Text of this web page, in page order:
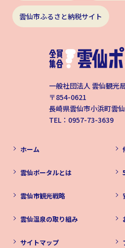
雲仙市ふるさと納税サイト
一般社団法人 雲仙観光
〒854-0621
長崎県雲仙市小浜町雲
TEL：0957-73-3639
ホーム
雲仙ポータルとは
雲仙市観光戦略
雲仙温泉の取り組み
サイトマップ